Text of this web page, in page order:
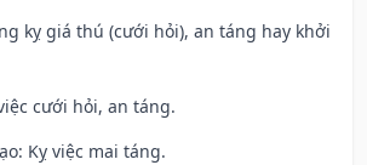
kỵ giá thú (cưới hỏi), an táng hay khởi
cưới hỏi, an táng.
Kỵ việc mai táng.